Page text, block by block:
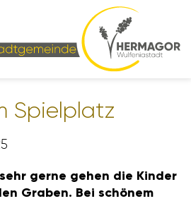
Spiel­platz
gerne gehen die Kinder
Graben. Bei schönem